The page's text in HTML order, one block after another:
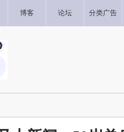
博客 论坛 分类广告